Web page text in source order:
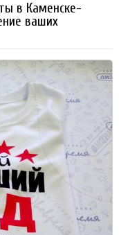
в Каменске-
ваших